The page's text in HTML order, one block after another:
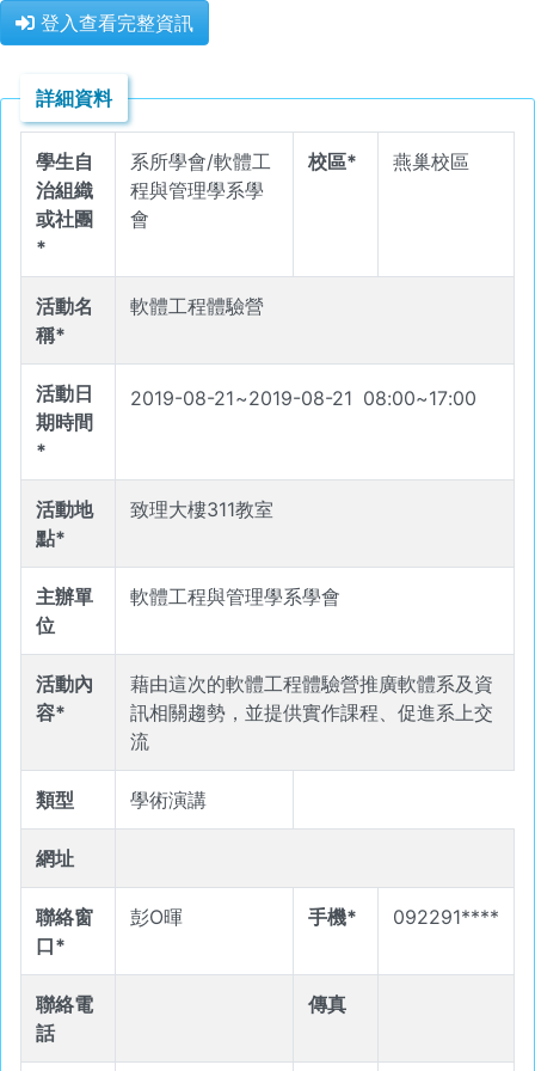
登入查看完整資訊
詳細資料
學生自
治組織
或社團
*
系所學會/軟體工
程與管理學系學
會
校區* 燕巢校區
活動名
稱*
軟體工程體驗營
活動日
期時間
*
2019-08-21~2019-08-21 08:00~17:00
活動地
點*
致理大樓311教室
主辦單
位
軟體工程與管理學系學會
活動內
容*
藉由這次的軟體工程體驗營推廣軟體系及資
訊相關趨勢，並提供實作課程、促進系上交
流
類型 學術演講
網址
聯絡窗
口*
彭O暉 手機* 092291****
聯絡電
話
傳真